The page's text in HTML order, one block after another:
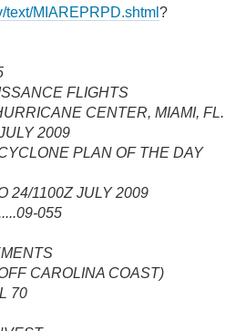
text/MIAREPRPD.shtml ?
FLIGHTS
CENTER, MIAMI, FL.
2009
PLAN OF THE DAY
1100Z JULY 2009
055
CAROLINA COAST)
70